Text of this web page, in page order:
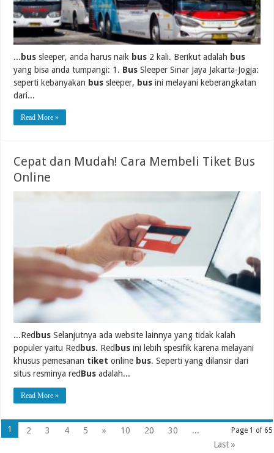
... bus sleeper, anda harus naik bus 2 kali. Berikut adalah bus
yang bisa anda tumpangi: 1. Bus Sleeper Sinar Jaya Jakarta-Jogja:
seperti kebanyakan bus sleeper, bus ini melayani keberangkatan
dari...
Read More »
Cepat dan Mudah! Cara Membeli Tiket Bus
Online
...Red bus Selanjutnya ada website lainnya yang tidak kalah
populer yaitu Red bus. Red bus ini lebih spesifik karena melayani
khusus pemesanan tiket online bus. Seperti yang dilansir dari
situs resminya redBus adalah...
Read More »
Page 1 of 65
1 2 3 4 5 » 10 20 30
...
Last »